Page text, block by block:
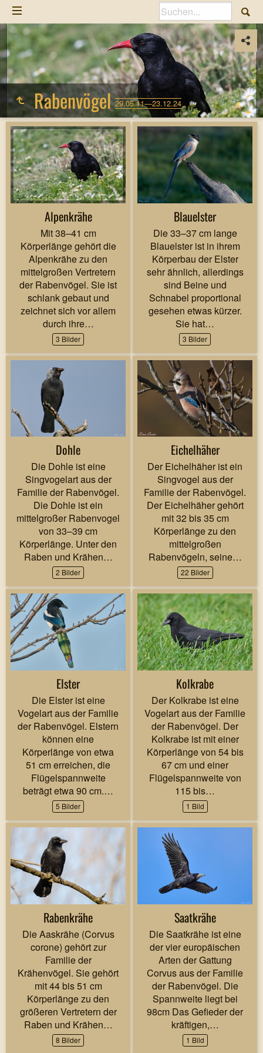
Rabenvögel29.05.11—23.12.24
Alpenkrähe
Mit 38–41 cm
Körperlänge gehört die
Alpenkrähe zu den
mittelgroßen Vertretern
der Rabenvögel. Sie ist
schlank gebaut und
zeichnet sich vor allem
durch ihre…
3 Bilder
Blauelster
Die 33–37 cm lange
Blauelster ist in ihrem
Körperbau der Elster
sehr ähnlich, allerdings
sind Beine und
Schnabel proportional
gesehen etwas kürzer.
Sie hat…
3 Bilder
Dohle
Die Dohle ist eine
Singvogelart aus der
Familie der Rabenvögel.
Die Dohle ist ein
mittelgroßer Rabenvogel
von 33–39 cm
Körperlänge. Unter den
Raben und Krähen…
2 Bilder
Eichelhäher
Der Eichelhäher ist ein
Singvogel aus der
Familie der Rabenvögel.
Der Eichelhäher gehört
mit 32 bis 35 cm
Körperlänge zu den
mittelgroßen
Rabenvögeln, seine…
22 Bilder
Elster
Die Elster ist eine
Vogelart aus der Familie
der Rabenvögel. Elstern
können eine
Körperlänge von etwa
51 cm erreichen, die
Flügelspannweite
beträgt etwa 90 cm.…
5 Bilder
Kolkrabe
Der Kolkrabe ist eine
Vogelart aus der Familie
der Rabenvögel. Der
Kolkrabe ist mit einer
Körperlänge von 54 bis
67 cm und einer
Flügelspannweite von
115 bis…
1 Bild
Rabenkrähe
Die Aaskrähe (Corvus
corone) gehört zur
Familie der
Krähenvögel. Sie gehört
mit 44 bis 51 cm
Körperlänge zu den
größeren Vertretern der
Raben und Krähen…
8 Bilder
Saatkrähe
Die Saatkrähe ist eine
der vier europäischen
Arten der Gattung
Corvus aus der Familie
der Rabenvögel. Die
Spannweite liegt bei
98cm Das Gefieder der
kräftigen,…
1 Bild